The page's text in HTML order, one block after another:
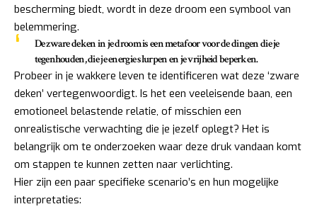
bescherming biedt, wordt in deze droom een symbool van
belemmering.
De zware deken in je droom is een metafoor voor de dingen die je
tegenhouden, die je energie slurpen en je vrijheid beperken.
Probeer in je wakkere leven te identificeren wat deze ‘zware
deken’ vertegenwoordigt. Is het een veeleisende baan, een
emotioneel belastende relatie, of misschien een
onrealistische verwachting die je jezelf oplegt? Het is
belangrijk om te onderzoeken waar deze druk vandaan komt
om stappen te kunnen zetten naar verlichting.
Hier zijn een paar specifieke scenario’s en hun mogelijke
interpretaties: